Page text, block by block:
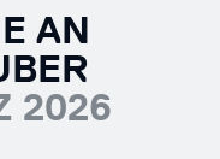
AN
2026